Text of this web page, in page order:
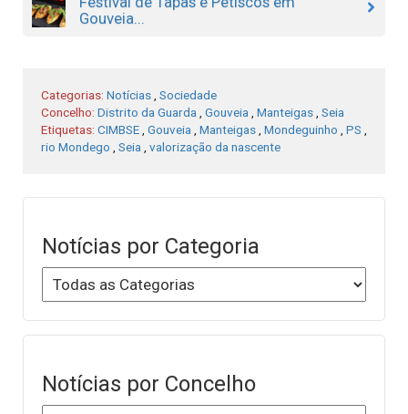
Gouveia...
Categorias: Notícias Sociedade
Concelho: Distrito da Guarda Gouveia Manteigas Seia
Etiquetas: CIMBSE Gouveia Manteigas Mondeguinho PS
rio Mondego
Seia valorização da nascente
Notícias por Categoria
Notícias por Concelho